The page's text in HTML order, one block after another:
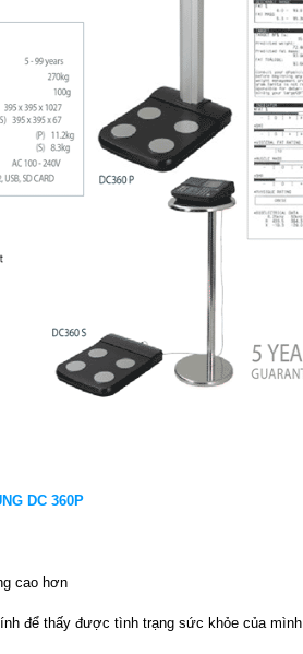
DC 360P
cao hơn
để thấy được tình trạng sức khỏe của mình